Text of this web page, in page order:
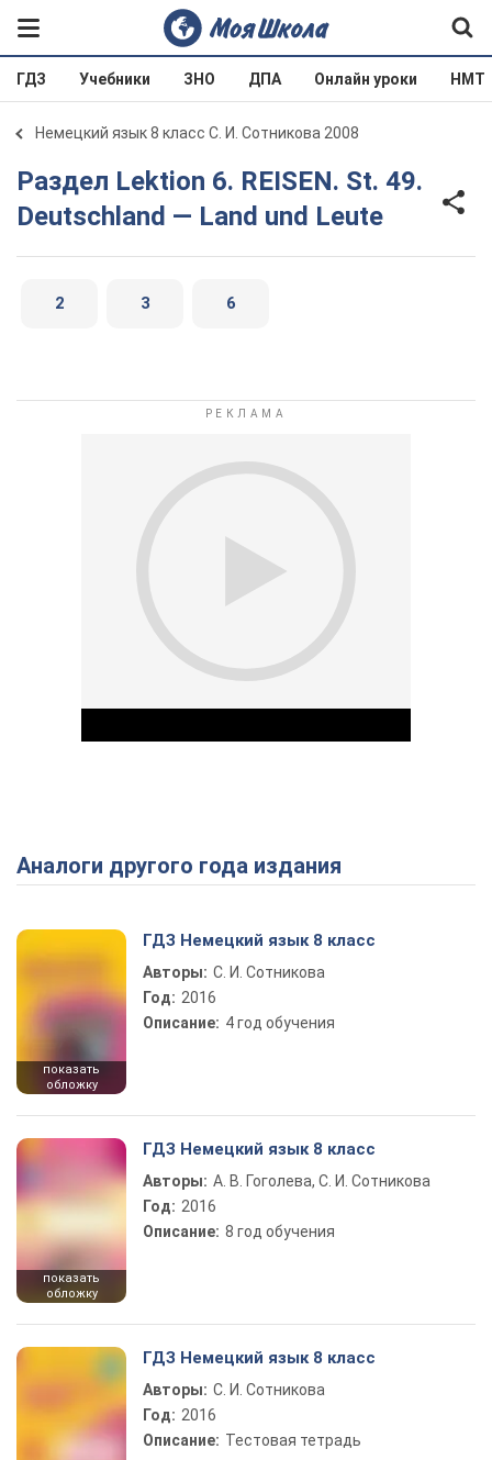
ГДЗ Учебники ЗНО ДПА Онлайн уроки НМТ
Немецкий язык 8 класс С. И. Сотникова 2008
Раздел Lektion 6. REISEN. St. 49.
Deutschland — Land und Leute
2 3 6
Play Video
Аналоги другого года издания
показать
обложку
ГДЗ Немецкий язык 8 класс
Авторы: С. И. Сотникова
Год: 2016
Описание: 4 год обучения
показать
обложку
ГДЗ Немецкий язык 8 класс
Авторы: А. В. Гоголева, С. И. Сотникова
Год: 2016
Описание: 8 год обучения
ГДЗ Немецкий язык 8 класс
Авторы: С. И. Сотникова
Год: 2016
Описание: Тестовая тетрадь